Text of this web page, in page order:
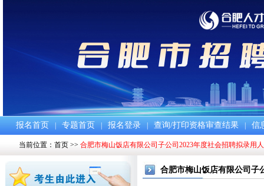
报名首页 专题首页 报名登录 查询/打印资格审查结果 信
当前位置： 首页 >> 合肥市梅山饭店有限公司子公司2023年度社会招聘拟录用
合肥市梅山饭店有限公司子